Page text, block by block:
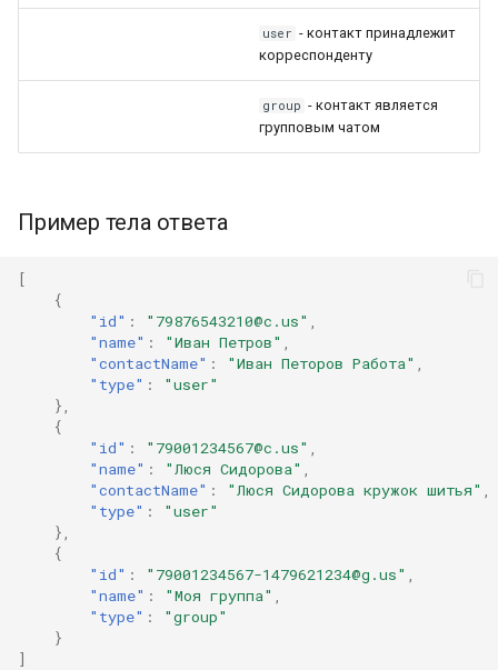
user - контакт принадлежит
корреспонденту
group - контакт является
групповым чатом
Пример тела ответа
[
{
"id" : "79876543210@c.us"
"name" : "Иван Петров"
"contactName" : "Иван Петоров Работа"
"type" :
"user"
},
{
"id" : "79001234567@c.us"
"name" : "Люся Сидорова"
"contactName" : "Люся Сидорова кружок шитья"
"type" :
"user"
},
{
"id" : "79001234567-1479621234@g.us"
"name" : "Моя группа"
"type" :
"group"
}
]